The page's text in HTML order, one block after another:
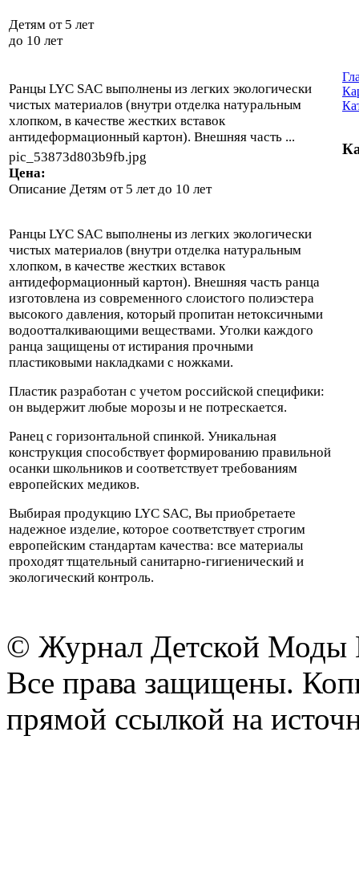
Детям от 5 лет
до 10 лет
Ранцы LYC SAC выполнены из легких экологически
чистых материалов (внутри отделка натуральным
хлопком, в качестве жестких вставок
антидеформационный картон). Внешняя часть ...
pic_53873d803b9fb.jpg
Цена:
Описание Детям от 5 лет до 10 лет
Ранцы LYC SAC выполнены из легких экологически
чистых материалов (внутри отделка натуральным
хлопком, в качестве жестких вставок
антидеформационный картон). Внешняя часть ранца
изготовлена из современного слоистого полиэстера
высокого давления, который пропитан нетоксичными
водоотталкивающими веществами. Уголки каждого
ранца защищены от истирания прочными
пластиковыми накладками с ножками.
Пластик разработан с учетом российской специфики:
он выдержит любые морозы и не потрескается.
Ранец с горизонтальной спинкой. Уникальная
конструкция способствует формированию правильной
осанки школьников и соответствует требованиям
европейских медиков.
Выбирая продукцию LYC SAC, Вы приобретаете
надежное изделие, которое соответствует строгим
европейским стандартам качества: все материалы
проходят тщательный санитарно-гигиенический и
экологический контроль.
© Журнал Детской Моды
Все права защищены.
прямой ссылкой на